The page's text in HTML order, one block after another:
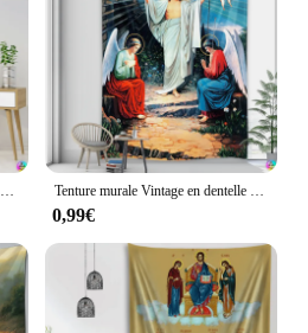
Tenture murale de jésus, tapisserie de pâques, mangeur de noël, décoration de maison, religieux chrétien, homme sage, décoration de chambre, icône du Christ Tenture murale Vintage en dentelle avec jésus, décoration de pâques pour la maison
0,99€